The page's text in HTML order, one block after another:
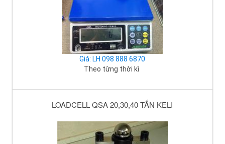
Giá: LH 098 888 6870
Theo từng thời kì
LOADCELL QSA 20,30,40 TẤN KELI